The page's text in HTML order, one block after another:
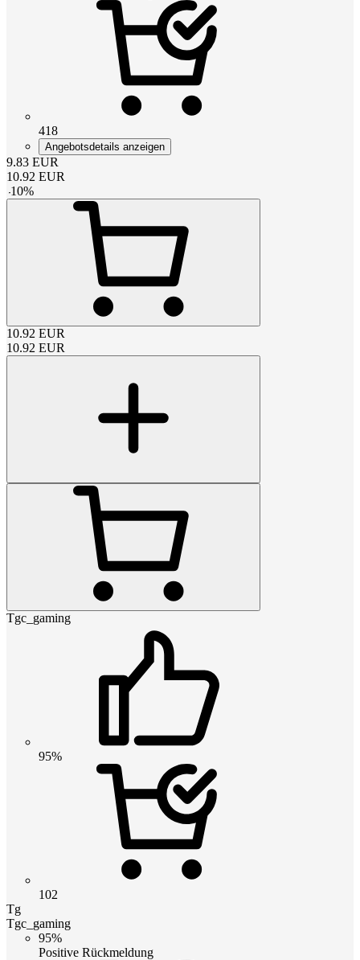
418
Angebotsdetails anzeigen
9.83 EUR
10.92 EUR
-10%
10.92 EUR
10.92 EUR
Tgc_gaming
95%
102
Tg
Tgc_gaming
95%
Positive Rückmeldung